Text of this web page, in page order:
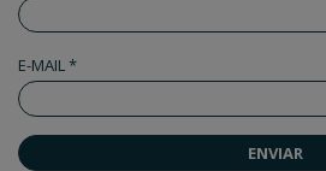
E-MAIL *